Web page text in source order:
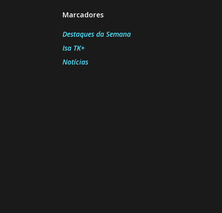
Marcadores
Destaques da Semana
Isa TK+
Notícias